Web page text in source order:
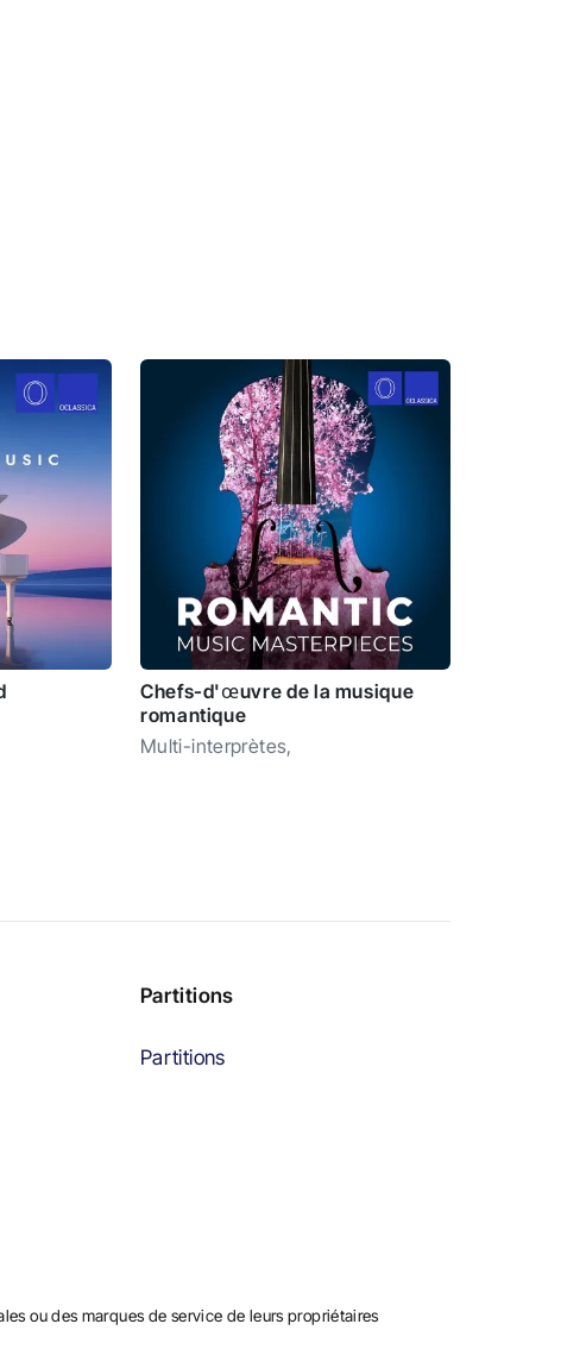
Chefs-d'œuvre de la musique
romantique
Multi-interprètes,
Partitions
Partitions
ou des marques de service de leurs propriétaires